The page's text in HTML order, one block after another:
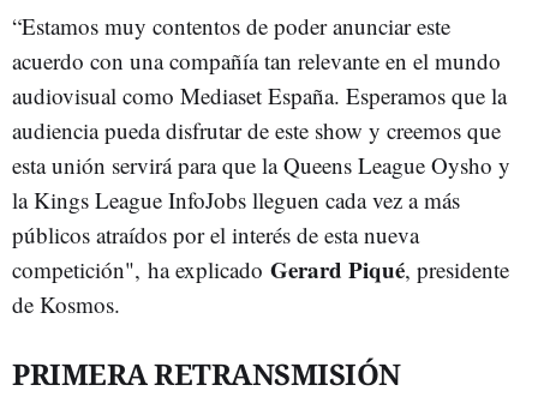
“Estamos muy contentos de poder anunciar este
acuerdo con una compañía tan relevante en el mundo
audiovisual como Mediaset España. Esperamos que la
audiencia pueda disfrutar de este show y creemos que
esta unión servirá para que la Queens League Oysho y
la Kings League InfoJobs lleguen cada vez a más
públicos atraídos por el interés de esta nueva
competición", ha explicado Gerard Piqué, presidente
de Kosmos.
PRIMERA RETRANSMISIÓN